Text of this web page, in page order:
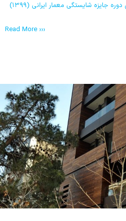
جایزه شایستگی معمار ایرانی (۱۳۹۹)
Read More ›››